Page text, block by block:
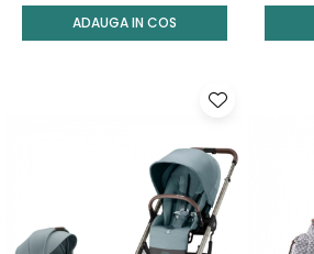
ADAUGA IN COS